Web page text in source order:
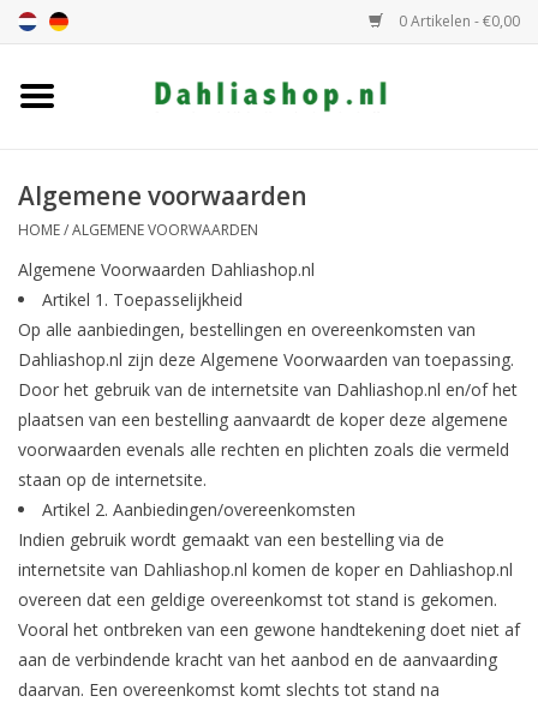
0 Artikelen - €0,00
Dahlia assortiment
Dahlia kleur
Dahlia Groep
Cadeaubon
Algemeen
Algemene voorwaarden
HOME/ALGEMENE VOORWAARDEN
Algemene Voorwaarden Dahliashop.nl
Artikel 1. Toepasselijkheid
Op alle aanbiedingen, bestellingen en overeenkomsten van
Dahliashop.nl zijn deze Algemene Voorwaarden van toepassing.
Door het gebruik van de internetsite van Dahliashop.nl en/of het
plaatsen van een bestelling aanvaardt de koper deze algemene
voorwaarden evenals alle rechten en plichten zoals die vermeld
staan op de internetsite.
Artikel 2. Aanbiedingen/overeenkomsten
Indien gebruik wordt gemaakt van een bestelling via de
internetsite van Dahliashop.nl komen de koper en Dahliashop.nl
overeen dat een geldige overeenkomst tot stand is gekomen.
Vooral het ontbreken van een gewone handtekening doet niet af
aan de verbindende kracht van het aanbod en de aanvaarding
daarvan. Een overeenkomst komt slechts tot stand na